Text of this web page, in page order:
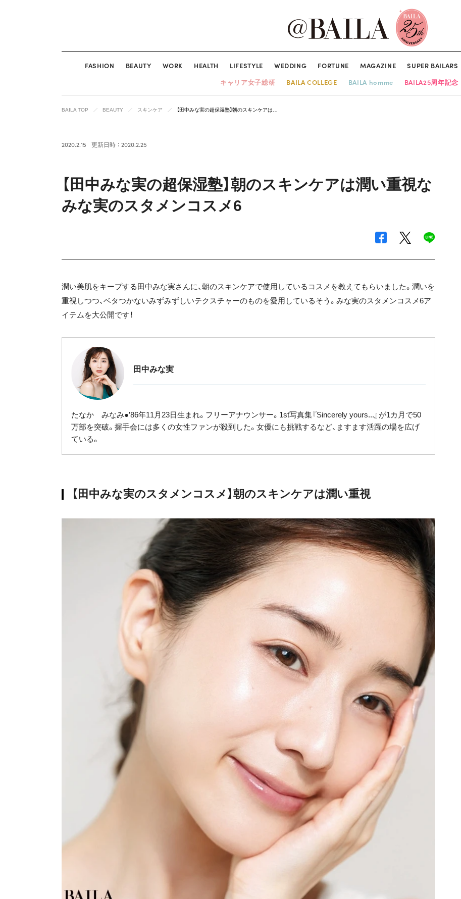
FASHION BEAUTY WORK HEALTH LIFESTYLE WEDDING FORTUNE MAGAZINE SUPER BAILARS
キャリア女子総研
BAILA COLLEGE BAILA homme BAILA25周年記念
BAILA TOP BEAUTY スキンケア 【田中みな実の超保湿塾】朝のスキンケアは…
2020.2.15 更新日時 ： 2020.2.25
【田中みな実の超保湿塾】朝のスキンケアは潤い重視な
みな実のスタメンコスメ6
潤い美肌をキープする田中みな実さんに、朝のスキンケアで使用しているコスメを教えてもらいました。潤いを
重視しつつ、ベタつかないみずみずしいテクスチャーのものを愛用しているそう。みな実のスタメンコスメ6ア
イテムを大公開です！
田中みな実
たなか みなみ●’86年11月23日生まれ。フリーアナウンサー。1st写真集『Sincerely yours...』が1カ月で50
万部を突破。握手会には多くの女性ファンが殺到した。女優にも挑戦するなど、ますます活躍の場を広げ
ている。
【田中みな実のスタメンコスメ】朝のスキンケアは潤い重視